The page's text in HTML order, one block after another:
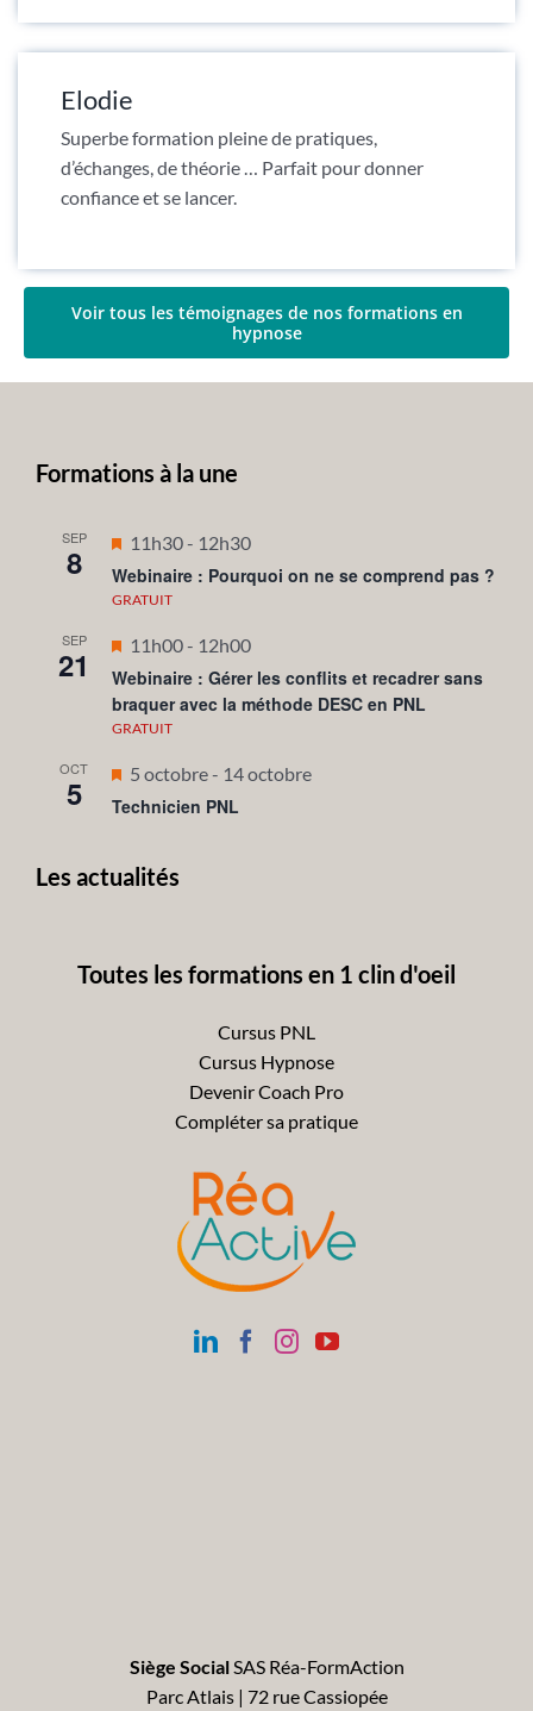
Elodie
Superbe formation pleine de pratiques,
d’échanges, de théorie … Parfait pour donner
confiance et se lancer.
Voir tous les témoignages de nos formations en
hypnose
Formations à la une
SEP
8
Mis
en
avant
11h30- 12h30
Webinaire : Pourquoi on ne se comprend pas ?
GRATUIT
SEP
21
Mis
en
avant
11h00- 12h00
Webinaire : Gérer les conflits et recadrer sans
braquer avec la méthode DESC en PNL
GRATUIT
OCT
5
Mis
en
5 octobre- 14 octobre
Technicien PNL
Les actualités
Toutes les formations en 1 clin d'oeil
Cursus PNL
Cursus Hypnose
Devenir Coach Pro
Compléter sa pratique
Siège SocialSAS Réa-FormAction
Parc Atlais | 72 rue Cassiopée